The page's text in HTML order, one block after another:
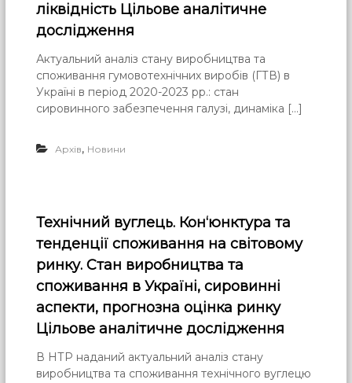
ліквідність Цільове аналітичне
дослідження
Актуальний аналіз стану виробництва та
споживання гумовотехнічних виробів (ГТВ) в
Україні в період 2020-2023 рр.: стан
сировинного забезпечення галузі, динаміка […]
Архів, Новини
Технічний вуглець. Кон‘юнктура та
тенденції споживання на світовому
ринку. Стан виробництва та
споживання в Україні, сировинні
аспекти, прогнозна оцінка ринку
Цільове аналітичне дослідження
В НТР наданий актуальний аналіз стану
виробництва та споживання технічного вуглецю